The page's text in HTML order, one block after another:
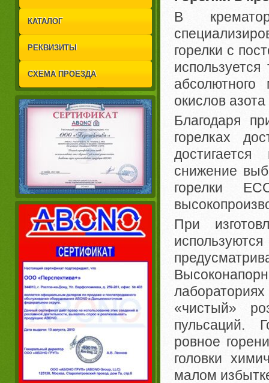
КАТАЛОГ
РЕКВИЗИТЫ
СХЕМА ПРОЕЗДА
В
горелки с
окислов
Благодаря
горелках
снижение
горелки
При
«чистый»
пульсаций.
ровное
головки
малом